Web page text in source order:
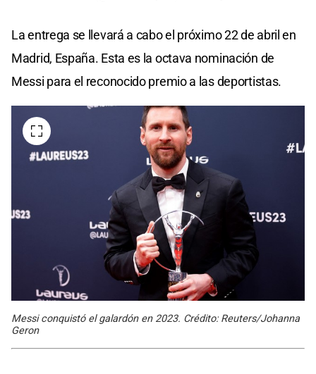
La entrega se llevará a cabo el próximo 22 de abril en
Madrid, España. Esta es la octava nominación de
Messi para el reconocido premio a las deportistas.
Messi conquistó el galardón en 2023. Crédito: Reuters/Johanna
Geron